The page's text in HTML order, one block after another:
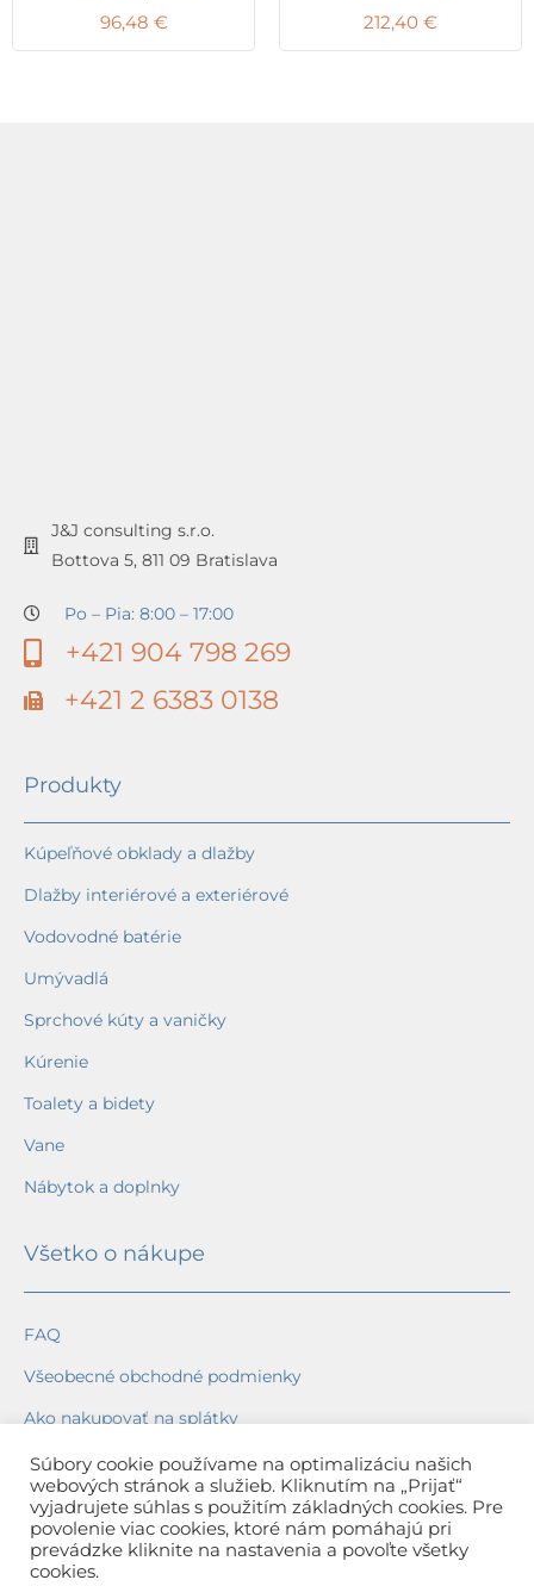
96,48 € 212,40 €
J&J consulting s.r.o.
Bottova 5, 811 09 Bratislava
Po – Pia: 8:00 – 17:00
+421 904 798 269
+421 2 6383 0138
Produkty
Kúpeľňové obklady a dlažby
Dlažby interiérové a exteriérové
Vodovodné batérie
Umývadlá
Sprchové kúty a vaničky
Kúrenie
Toalety a bidety
Vane
Nábytok a doplnky
Všetko o nákupe
FAQ
Všeobecné obchodné podmienky
Ako nakupovať na splátky
Ochrana osobných údajov
Reklamačný poriadok
Spôsob a cena dopravy
Súbory cookie používame na optimalizáciu našich
webových stránok a služieb. Kliknutím na „Prijať“
vyjadrujete súhlas s použitím základných cookies. Pre
povolenie viac cookies, ktoré nám pomáhajú pri
prevádzke kliknite na nastavenia a povoľte všetky
cookies.